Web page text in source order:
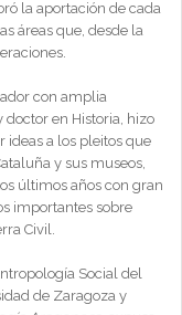
la aportación de cada
áreas que, desde la
con amplia
en Historia, hizo
ideas a los pleitos que
y sus museos,
últimos años con gran
importantes sobre
Civil.
Social del
de Zaragoza y